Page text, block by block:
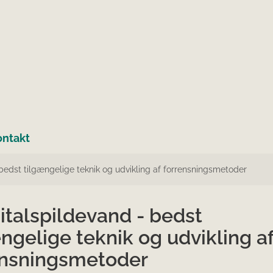
tilgængelige teknik og udvikling af forrensningsmetoder
- bedst
teknik og udvikling af